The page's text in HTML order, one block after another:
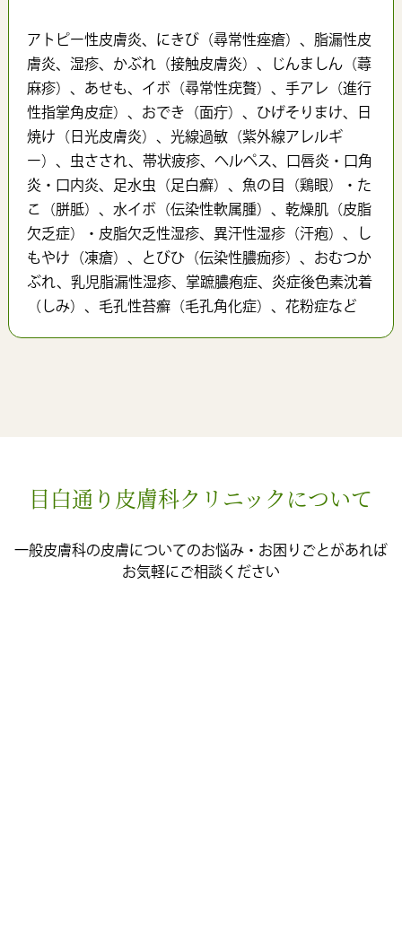
アトピー性皮膚炎、にきび（尋常性痤瘡）、脂漏性皮
膚炎、湿疹、かぶれ（接触皮膚炎）、じんましん（蕁
麻疹）、あせも、イボ（尋常性疣贅）、手アレ（進行
性指掌角皮症）、おでき（面疔）、ひげそりまけ、日
焼け（日光皮膚炎）、光線過敏（紫外線アレルギ
ー）、虫さされ、帯状疲疹、ヘルペス、口唇炎・口角
炎・口内炎、足水虫（足白癬）、魚の目（鶏眼）・た
こ（胼胝）、水イボ（伝染性軟属腫）、乾燥肌（皮脂
欠乏症）・皮脂欠乏性湿疹、異汗性湿疹（汗疱）、し
もやけ（凍瘡）、とびひ（伝染性膿痂疹）、おむつか
ぶれ、乳児脂漏性湿疹、掌蹠膿疱症、炎症後色素沈着
（しみ）、毛孔性苔癬（毛孔角化症）、花粉症など
目白通り皮膚科クリニックについて
一般皮膚科の皮膚についてのお悩み・お困りごとがあれば
お気軽にご相談ください